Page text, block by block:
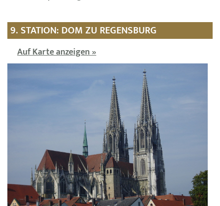
9. STATION: DOM ZU REGENSBURG
Auf Karte anzeigen »